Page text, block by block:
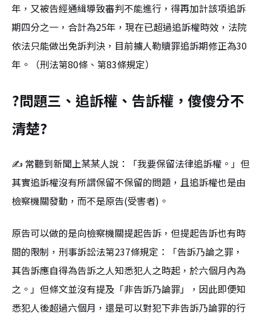
年，又被告經通緝導致審判不能進行，得再加計該項追訴
期四分之一，合計為25年，現在已超過追訴權時效，法院
依法只能做出免訴判決，目前擄人勒贖罪追訴期修正為30
年。（刑法第80條、第83條規定）
?問題三、追訴權、告訴權，傻傻分不
清楚?
✍ 常聽到新聞上某某人說：「我要保留法律追訴權。」但
其實追訴權沒有所謂保留不保留的問題，且追訴權也是由
檢察機關發動，而不是原告(受害者)。
原告可以做的是向檢察機關提起告訴，但提起告訴也有時
間的限制，刑事訴訟法第237條規定：「告訴乃論之罪，
其告訴應自得為告訴之人知悉犯人之時起，於六個月內為
之。」但條文並沒有提及「非告訴乃論罪」，因此即便知
悉犯人後超過六個月，還是可以對犯下非告訴乃論罪的行